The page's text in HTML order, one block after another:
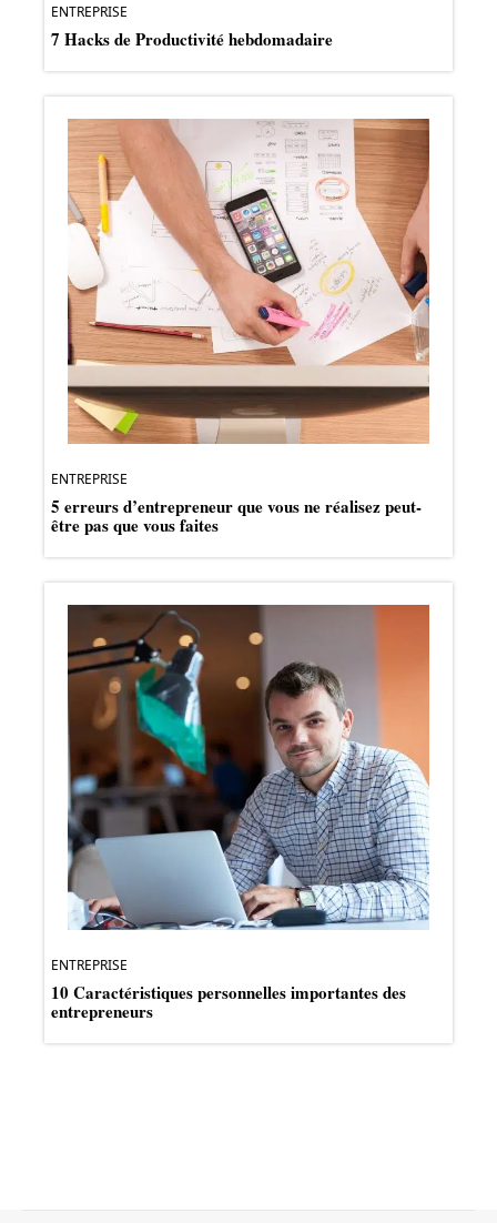
ENTREPRISE
7 Hacks de Productivité hebdomadaire
ENTREPRISE
5 erreurs d’entrepreneur que vous ne réalisez peut-
être pas que vous faites
ENTREPRISE
10 Caractéristiques personnelles importantes des
entrepreneurs